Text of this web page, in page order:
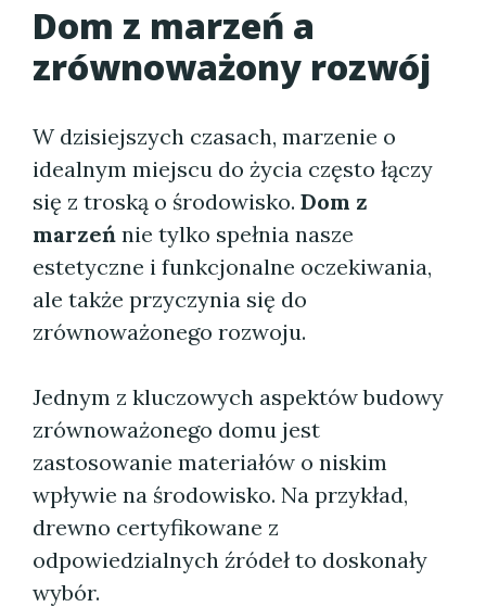
Dom z marzeń a
zrównoważony rozwój
W dzisiejszych czasach, marzenie o
idealnym miejscu do życia często łączy
się z troską o środowisko. Dom z
marzeń nie tylko spełnia nasze
estetyczne i funkcjonalne oczekiwania,
ale także przyczynia się do
zrównoważonego rozwoju.
Jednym z kluczowych aspektów budowy
zrównoważonego domu jest
zastosowanie materiałów o niskim
wpływie na środowisko. Na przykład,
drewno certyfikowane z
odpowiedzialnych źródeł to doskonały
wybór.